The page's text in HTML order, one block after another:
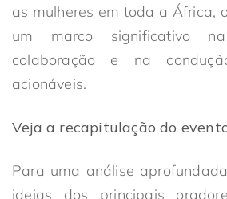
as mulheres em toda a África,
um marco significativo
colaboração e na
acionáveis.
Veja a recapitulação do
Para uma análise
ideias dos principais